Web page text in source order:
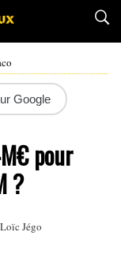
Google
pour
?
Loïc Jégo